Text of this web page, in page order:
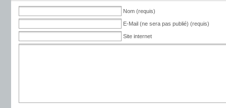
Nom (requis)
E-Mail (ne sera pas publié) (requis)
Site internet